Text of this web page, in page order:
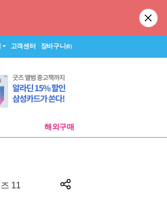
고객센터 장바구니(0)
해외구매
11